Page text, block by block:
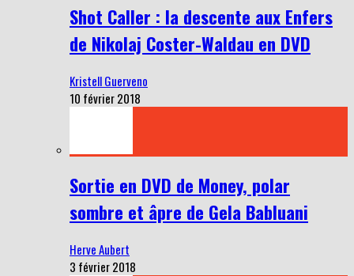
Shot Caller : la descente aux Enfers
de Nikolaj Coster-Waldau en DVD
Kristell Guerveno
10 février 2018
Sortie en DVD de Money, polar
sombre et âpre de Gela Babluani
Herve Aubert
3 février 2018